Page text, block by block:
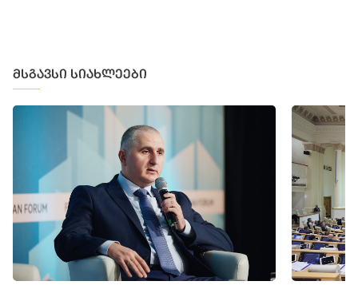
მსგავსი სიახლეები